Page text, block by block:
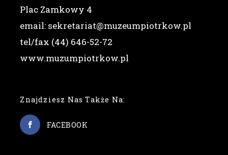
Plac Zamkowy 4
email: sekretariat@muzeumpiotrkow.pl
tel/fax (44) 646-52-72
www.muzumpiotrkow.pl
Znajdziesz Nas Także Na:
FACEBOOK